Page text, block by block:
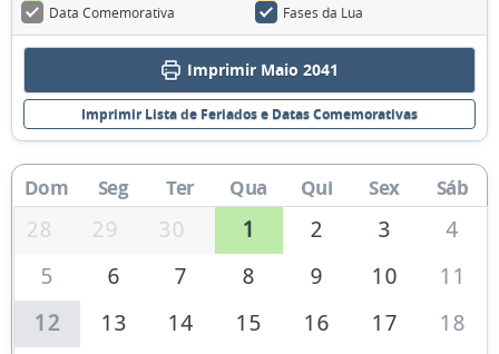
Data Comemorativa
Fases da Lua
Imprimir Maio 2041
Imprimir Lista de Feriados e Datas Comemorativas
Dom Seg Ter Qua Qui Sex Sáb
28 29 30 1 2 3
4
5
6 7 8 9 10
11
12
13 14 15 16 17
18